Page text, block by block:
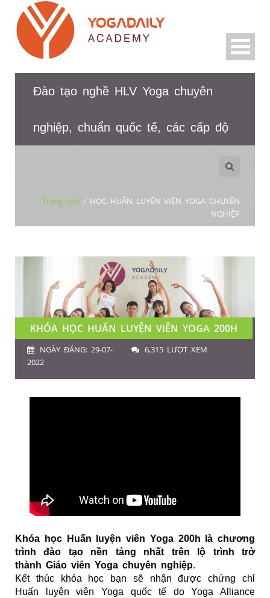
Đào tạo nghề HLV Yoga chuyên
nghiệp, chuẩn quốc tế, các cấp độ
Trang chủ / HỌC HUẤN LUYỆN VIÊN YOGA CHUYÊN
NGHIỆP
KHÓA HỌC HUẤN LUYỆN VIÊN YOGA 200H
NGÀY ĐĂNG: 29-07-
2022
6,315 LƯỢT XEM
Khóa học Huấn luyện viên Yoga 200h là chương
trình đào tạo nền tảng nhất trên lộ trình trở
thành Giáo viên Yoga chuyên nghiệp.
Kết thúc khóa học bạn sẽ nhận được chứng chỉ
Huấn luyện viên Yoga quốc tế do Yoga Alliance